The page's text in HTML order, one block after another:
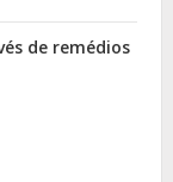
de remédios